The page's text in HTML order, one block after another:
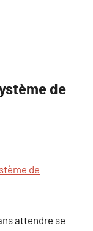
de
de
attendre se